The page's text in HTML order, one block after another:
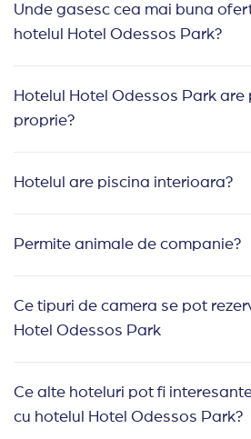
Unde gasesc cea mai buna
hotelul Hotel Odessos Park?
Hotelul Hotel Odessos Park are
proprie?
Hotelul are piscina interioara?
Permite animale de companie?
Ce tipuri de camera se pot
Hotel Odessos Park
Ce alte hoteluri pot fi
cu hotelul Hotel Odessos Park?